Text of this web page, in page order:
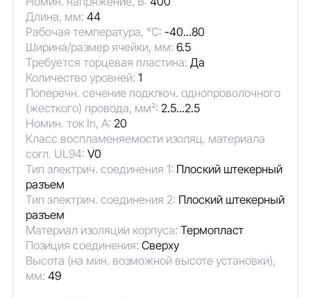
Длина, мм: 44
Рабочая температура, °C: -40...80
Ширина/размер ячейки, мм: 6.5
Требуется торцевая пластина: Да
Количество уровней: 1
Поперечн. сечение подключ. однопроволочного
(жесткого) провода, мм²: 2.5...2.5
Номин. ток In, А: 20
Класс воспламеняемости изоляц. материала
согл. UL94: V0
Тип электрич. соединения 1: Плоский штекерный
разъем
Тип электрич. соединения 2: Плоский штекерный
разъем
Материал изоляции корпуса: Термопласт
Позиция соединения: Сверху
Высота (на мин. возможной высоте установки),
мм: 49